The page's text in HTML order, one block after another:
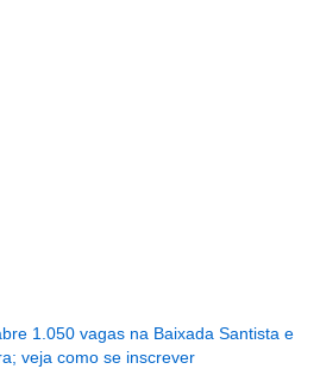
1.050 vagas na Baixada Santista e
veja como se inscrever